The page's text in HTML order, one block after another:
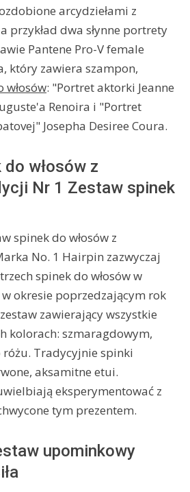
arcydziełami z
przykład dwa słynne portrety
Pantene Pro-V female
który zawiera szampon,
włosów: "Portret aktorki Jeanne
Renoira i "Portret
Josepha Desiree Coura.
włosów z
Nr 1 Zestaw spinek
spinek do włosów z
No. 1 Hairpin zazwyczaj
spinek do włosów w
okresie poprzedzającym rok
zawierający wszystkie
kolorach: szmaragdowym,
Tradycyjnie spinki
aksamitne etui.
eksperymentować z
tym prezentem.
upominkowy